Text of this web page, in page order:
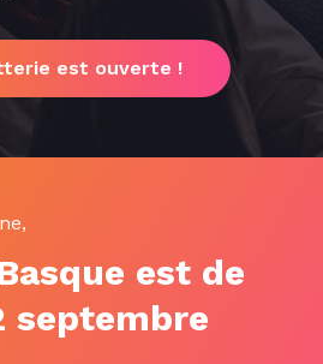
est ouverte !
est de
septembre